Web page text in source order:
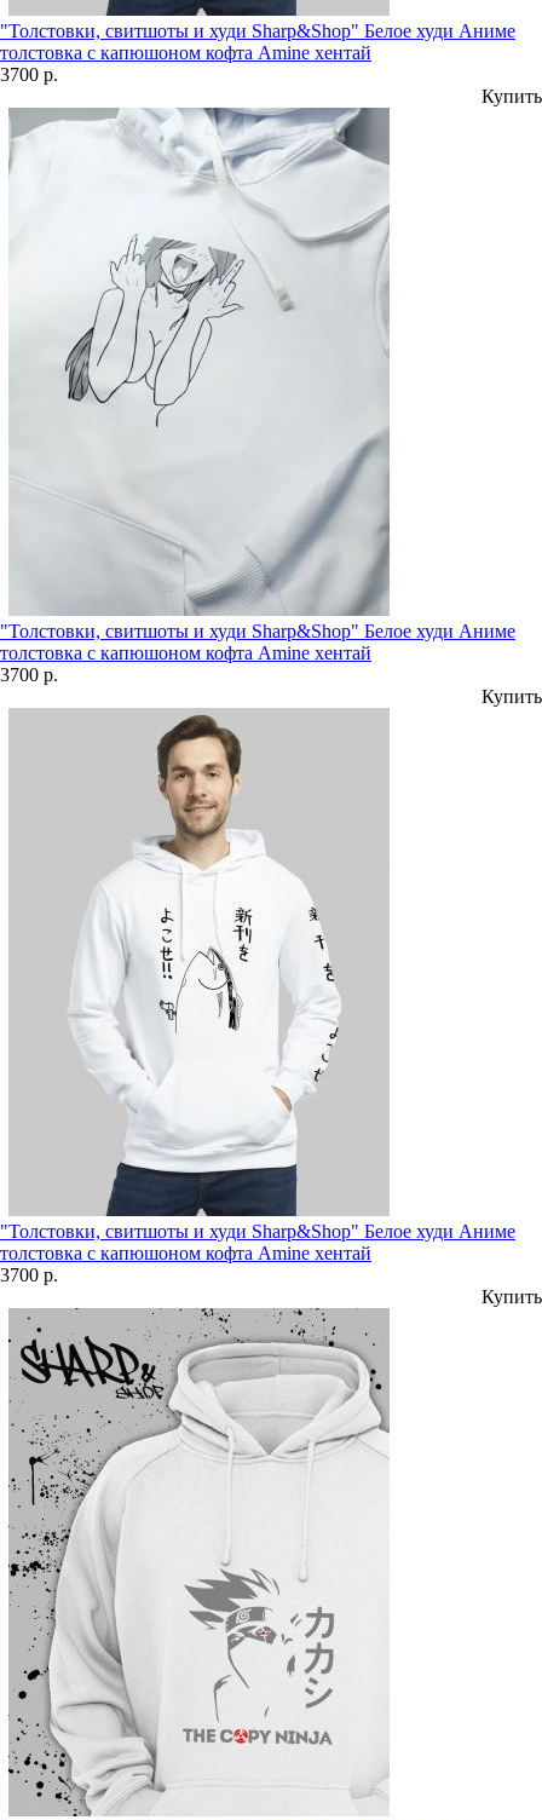
"Толстовки, свитшоты и худи Sharp&Shop" Белое худи Аниме
толстовка с капюшоном кофта Amine хентай
3700 р.
Купить
"Толстовки, свитшоты и худи Sharp&Shop" Белое худи Аниме
толстовка с капюшоном кофта Amine хентай
3700 р.
Купить
"Толстовки, свитшоты и худи Sharp&Shop" Белое худи Аниме
толстовка с капюшоном кофта Amine хентай
3700 р.
Купить